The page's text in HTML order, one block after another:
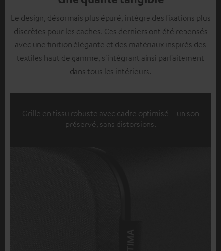
Le design, désormais plus épuré, intègre des fixations plus
discrètes pour les caches. Ces derniers ont été repensés
avec une finition élégante et des matériaux inspirés des
textiles haut de gamme, s'intégrant ainsi parfaitement
dans tous les intérieurs.
Grille en tissu robuste avec cadre optimisé – un son
préservé, sans distorsions.